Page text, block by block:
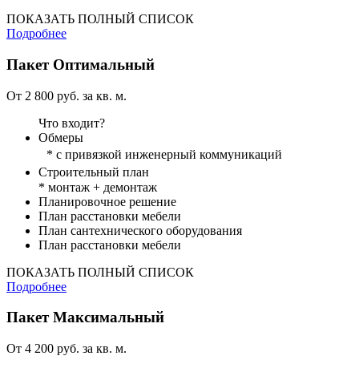
ПОКАЗАТЬ ПОЛНЫЙ СПИСОК
Подробнее
ПакетОптимальный
От 2 800 руб. за кв. м.
Что входит?
Обмеры
* с привязкой инженерный коммуникаций
Строительный план
* монтаж + демонтаж
Планировочное решение
План расстановки мебели
План сантехнического оборудования
План расстановки мебели
ПОКАЗАТЬ ПОЛНЫЙ СПИСОК
Подробнее
ПакетМаксимальный
От 4 200 руб. за кв. м.